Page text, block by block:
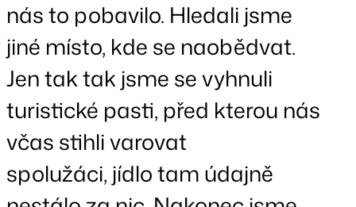
nás to pobavilo. Hledali jsme
jiné místo, kde se naobědvat.
Jen tak tak jsme se vyhnuli
turistické pasti, před kterou nás
včas stihli varovat
spolužáci, jídlo tam údajně